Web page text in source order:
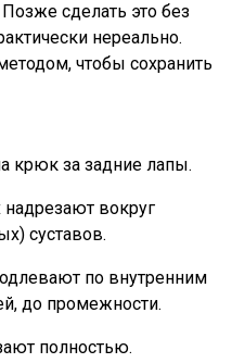
сделать это без
нереально.
чтобы сохранить
крюк за задние лапы.
надрезают вокруг
суставов.
по внутренним
до промежности.
полностью.